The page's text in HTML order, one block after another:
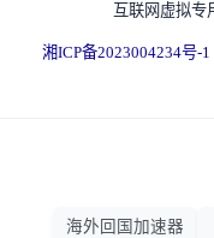
互联网虚拟专
湘ICP备2023004234号-1
海外回国加速器